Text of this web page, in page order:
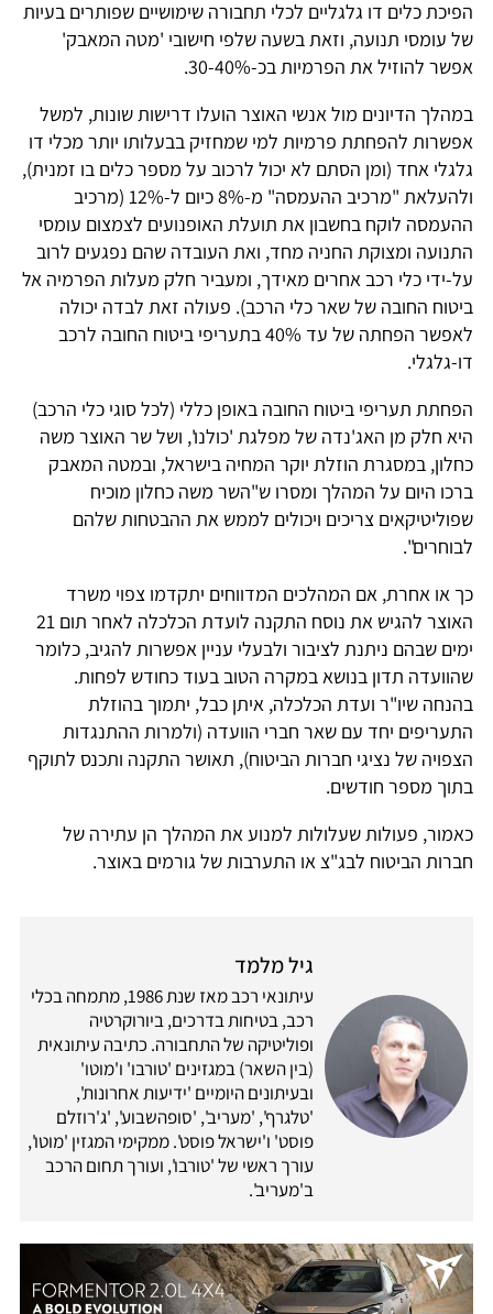
הפיכת כלים דו גלגליים לכלי תחבורה שימושיים שפותרים בעיות
של עומסי תנועה, וזאת בשעה שלפי חישובי 'מטה המאבק'
אפשר להוזיל את הפרמיות בכ-30-40%.
במהלך הדיונים מול אנשי האוצר הועלו דרישות שונות, למשל
אפשרות להפחתת פרמיות למי שמחזיק בבעלותו יותר מכלי דו
גלגלי אחד (ומן הסתם לא יכול לרכוב על מספר כלים בו זמנית),
ולהעלאת "מרכיב ההעמסה" מ-8% כיום ל-12% (מרכיב
ההעמסה לוקח בחשבון את תועלת האופנועים לצמצום עומסי
התנועה ומצוקת החניה מחד, ואת העובדה שהם נפגעים לרוב
על-ידי כלי רכב אחרים מאידך, ומעביר חלק מעלות הפרמיה אל
ביטוח החובה של שאר כלי הרכב). פעולה זאת לבדה יכולה
לאפשר הפחתה של עד 40% בתעריפי ביטוח החובה לרכב
דו-גלגלי.
הפחתת תעריפי ביטוח החובה באופן כללי (לכל סוגי כלי הרכב)
היא חלק מן האג'נדה של מפלגת 'כולנו', ושל שר האוצר משה
כחלון, במסגרת הוזלת יוקר המחיה בישראל, ובמטה המאבק
ברכו היום על המהלך ומסרו ש"השר משה כחלון מוכיח
שפוליטיקאים צריכים ויכולים לממש את ההבטחות שלהם
לבוחרים".
כך או אחרת, אם המהלכים המדווחים יתקדמו צפוי משרד
האוצר להגיש את נוסח התקנה לועדת הכלכלה לאחר תום 21
ימים שבהם ניתנת לציבור ולבעלי עניין אפשרות להגיב, כלומר
שהוועדה תדון בנושא במקרה הטוב בעוד כחודש לפחות.
בהנחה שיו"ר ועדת הכלכלה, איתן כבל, יתמוך בהוזלת
התעריפים יחד עם שאר חברי הוועדה (ולמרות ההתנגדות
הצפויה של נציגי חברות הביטוח), תאושר התקנה ותכנס לתוקף
בתוך מספר חודשים.
כאמור, פעולות שעלולות למנוע את המהלך הן עתירה של
חברות הביטוח לבג"צ או התערבות של גורמים באוצר.
גיל מלמד
עיתונאי רכב מאז שנת 1986, מתמחה בכלי
רכב, בטיחות בדרכים, ביורוקרטיה
ופוליטיקה של התחבורה. כתיבה עיתונאית
(בין השאר) במגזינים 'טורבו' ו'מוטו'
ובעיתונים היומיים 'ידיעות אחרונות',
'טלגרף', 'מעריב', 'סופהשבוע', 'ג'רוזלם
פוסט' ו'ישראל פוסט'. ממקימי המגזין 'מוטו',
עורך ראשי של 'טורבו', ועורך תחום הרכב
ב'מעריב'.